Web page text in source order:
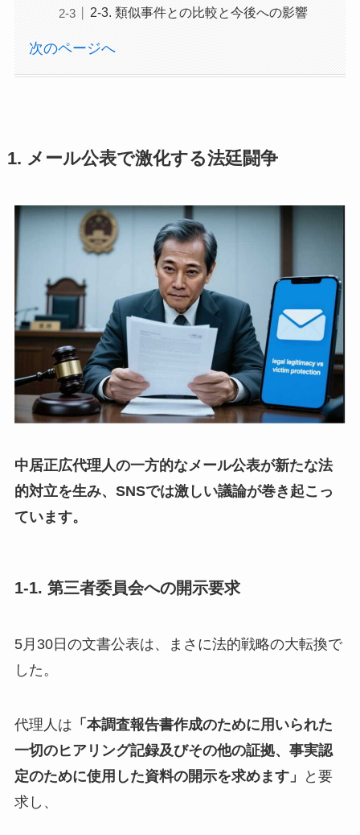
2-3. 類似事件との比較と今後への影響
次のページへ
1. メール公表で激化する法廷闘争
中居正広代理人の一方的なメール公表が新たな法
的対立を生み、SNSでは激しい議論が巻き起こっ
ています。
1-1. 第三者委員会への開示要求
5月30日の文書公表は、まさに法的戦略の大転換で
した。
代理人は 「本調査報告書作成のために用いられた
一切のヒアリング記録及びその他の証拠、事実認
定のために使用した資料の開示を求めます」
と要
求し、